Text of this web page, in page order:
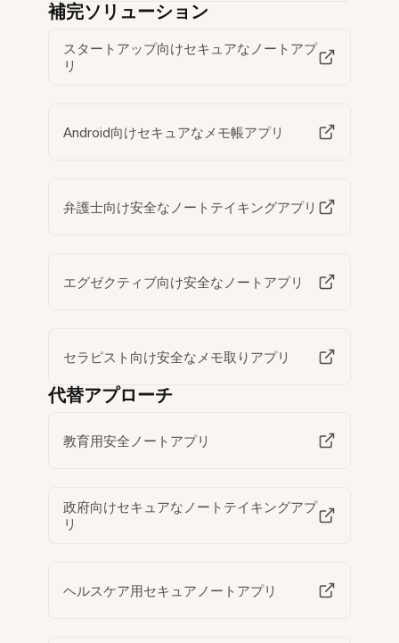
補完ソリューション
スタートアップ向けセキュアなノートアプ
リ
Android向けセキュアなメモ帳アプリ
弁護士向け安全なノートテイキングアプリ
エグゼクティブ向け安全なノートアプリ
セラピスト向け安全なメモ取りアプリ
代替アプローチ
教育用安全ノートアプリ
政府向けセキュアなノートテイキングアプ
リ
ヘルスケア用セキュアノートアプリ